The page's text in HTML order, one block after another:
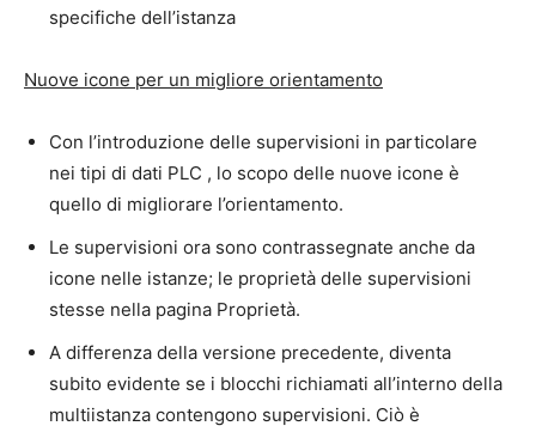
specifiche dell’istanza
Nuove icone per un migliore orientamento
Con l’introduzione delle supervisioni in particolare
nei tipi di dati PLC , lo scopo delle nuove icone è
quello di migliorare l’orientamento.
Le supervisioni ora sono contrassegnate anche da
icone nelle istanze; le proprietà delle supervisioni
stesse nella pagina Proprietà.
A differenza della versione precedente, diventa
subito evidente se i blocchi richiamati all’interno della
multiistanza contengono supervisioni. Ciò è